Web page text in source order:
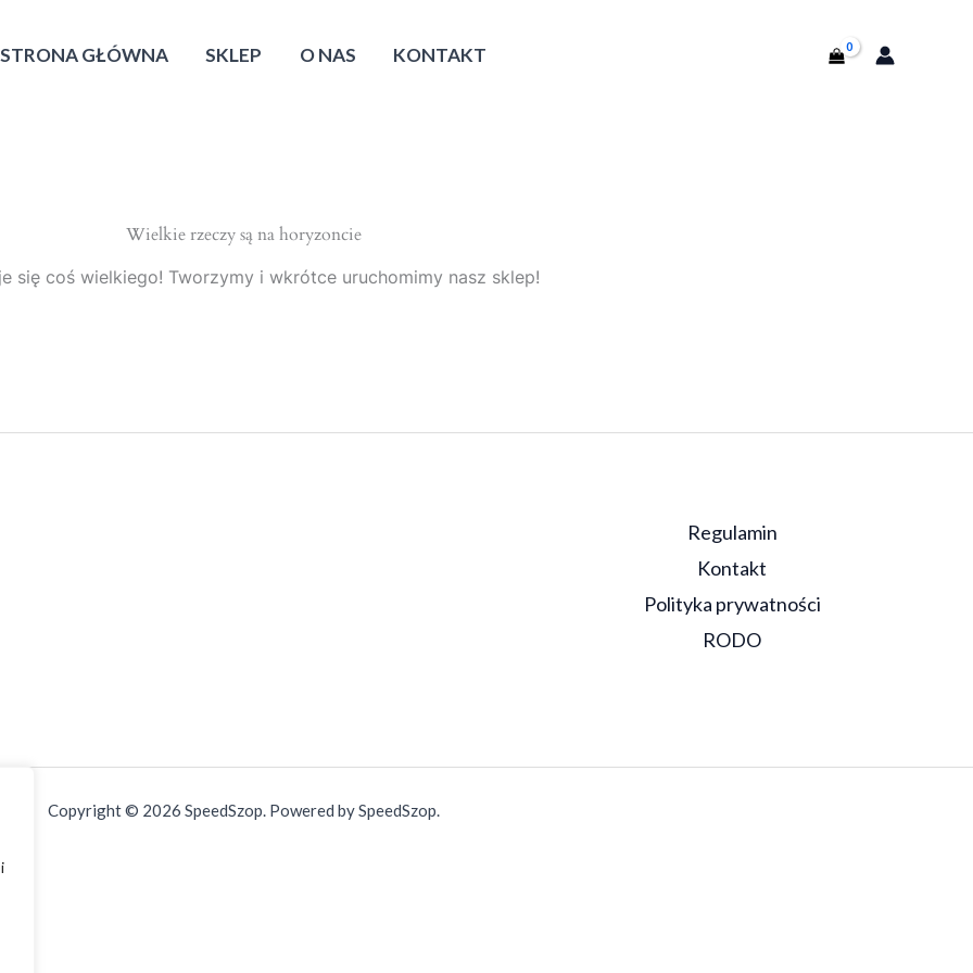
STRONA GŁÓWNA SKLEP O NAS KONTAKT
Wielkie rzeczy są na horyzoncie
się coś wielkiego! Tworzymy i wkrótce uruchomimy nasz sklep!
Regulamin
Kontakt
Polityka prywatności
RODO
Copyright © 2026 SpeedSzop. Powered by SpeedSzop.